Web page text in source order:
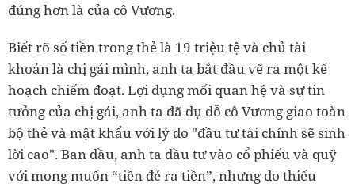
đúng hơn là của cô Vương.
Biết rõ số tiền trong thẻ là 19 triệu tệ và chủ tài
khoản là chị gái mình, anh ta bắt đầu vẽ ra một kế
hoạch chiếm đoạt. Lợi dụng mối quan hệ và sự tin
tưởng của chị gái, anh ta đã dụ dỗ cô Vương giao toàn
bộ thẻ và mật khẩu với lý do "đầu tư tài chính sẽ sinh
lời cao". Ban đầu, anh ta đầu tư vào cổ phiếu và quỹ
với mong muốn “tiền đẻ ra tiền”, nhưng do thiếu